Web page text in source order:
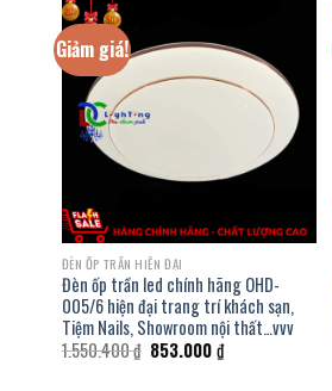
Giảm giá!
ĐÈN ỐP TRẦN HIỆN ĐẠI
Đèn ốp trần led chính hãng OHD-
005/6 hiện đại trang trí khách sạn,
Tiệm Nails, Showroom nội thất…vvv
1.550.400₫ Giá
gốc
853.000₫Giá